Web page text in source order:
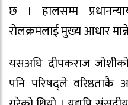
छ । हालसम्म
रोलक्रमलाई मुख्य आधार
यसअघि दीपकराज
पनि परिषद्ले वरिष्ठताकै